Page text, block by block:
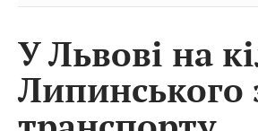
Волинь
Закарпаття
Чернівці
У Львові на
Липинського